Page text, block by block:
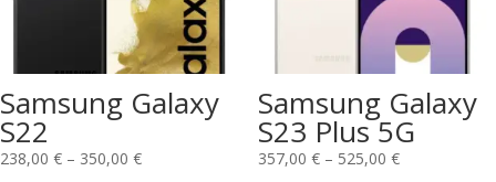
Samsung Galaxy
S22
238,00 € – 350,00 €
Samsung Galaxy
S23 Plus 5G
357,00 €– 525,00 €